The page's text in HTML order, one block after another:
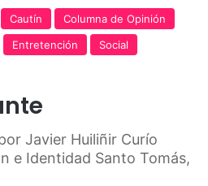
Cautín
Columna de Opinión
Entretención
Social
Javier Huiliñir Curío
e Identidad Santo Tomás,